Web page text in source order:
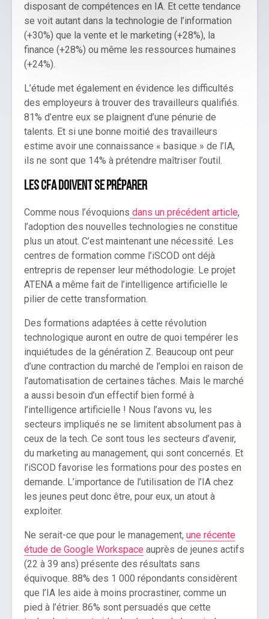
disposant de compétences en IA. Et cette tendance
se voit autant dans la technologie de l’information
(+30%) que la vente et le marketing (+28%), la
finance (+28%) ou même les ressources humaines
(+24%).
L’étude met également en évidence les difficultés
des employeurs à trouver des travailleurs qualifiés.
81% d’entre eux se plaignent d’une pénurie de
talents. Et si une bonne moitié des travailleurs
estime avoir une connaissance « basique » de l’IA,
ils ne sont que 14% à prétendre maîtriser l’outil.
Les CFA doivent se préparer
Comme nous l’évoquions dans un précédent article,
l’adoption des nouvelles technologies ne constitue
plus un atout. C’est maintenant une nécessité. Les
centres de formation comme l’iSCOD ont déjà
entrepris de repenser leur méthodologie. Le projet
ATENA a même fait de l’intelligence artificielle le
pilier de cette transformation.
Des formations adaptées à cette révolution
technologique auront en outre de quoi tempérer les
inquiétudes de la génération Z. Beaucoup ont peur
d’une contraction du marché de l’emploi en raison de
l’automatisation de certaines tâches. Mais le marché
a aussi besoin d’un effectif bien formé à
l’intelligence artificielle ! Nous l’avons vu, les
secteurs impliqués ne se limitent absolument pas à
ceux de la tech. Ce sont tous les secteurs d’avenir,
du marketing au management, qui sont concernés. Et
l’iSCOD favorise les formations pour des postes en
demande. L’importance de l’utilisation de l’IA chez
les jeunes peut donc être, pour eux, un atout à
exploiter.
Ne serait-ce que pour le management, une récente
étude de Google Workspace auprès de jeunes actifs
(22 à 39 ans) présente des résultats sans
équivoque. 88% des 1 000 répondants considèrent
que l’IA les aide à moins procrastiner, comme un
pied à l’étrier. 86% sont persuadés que cette